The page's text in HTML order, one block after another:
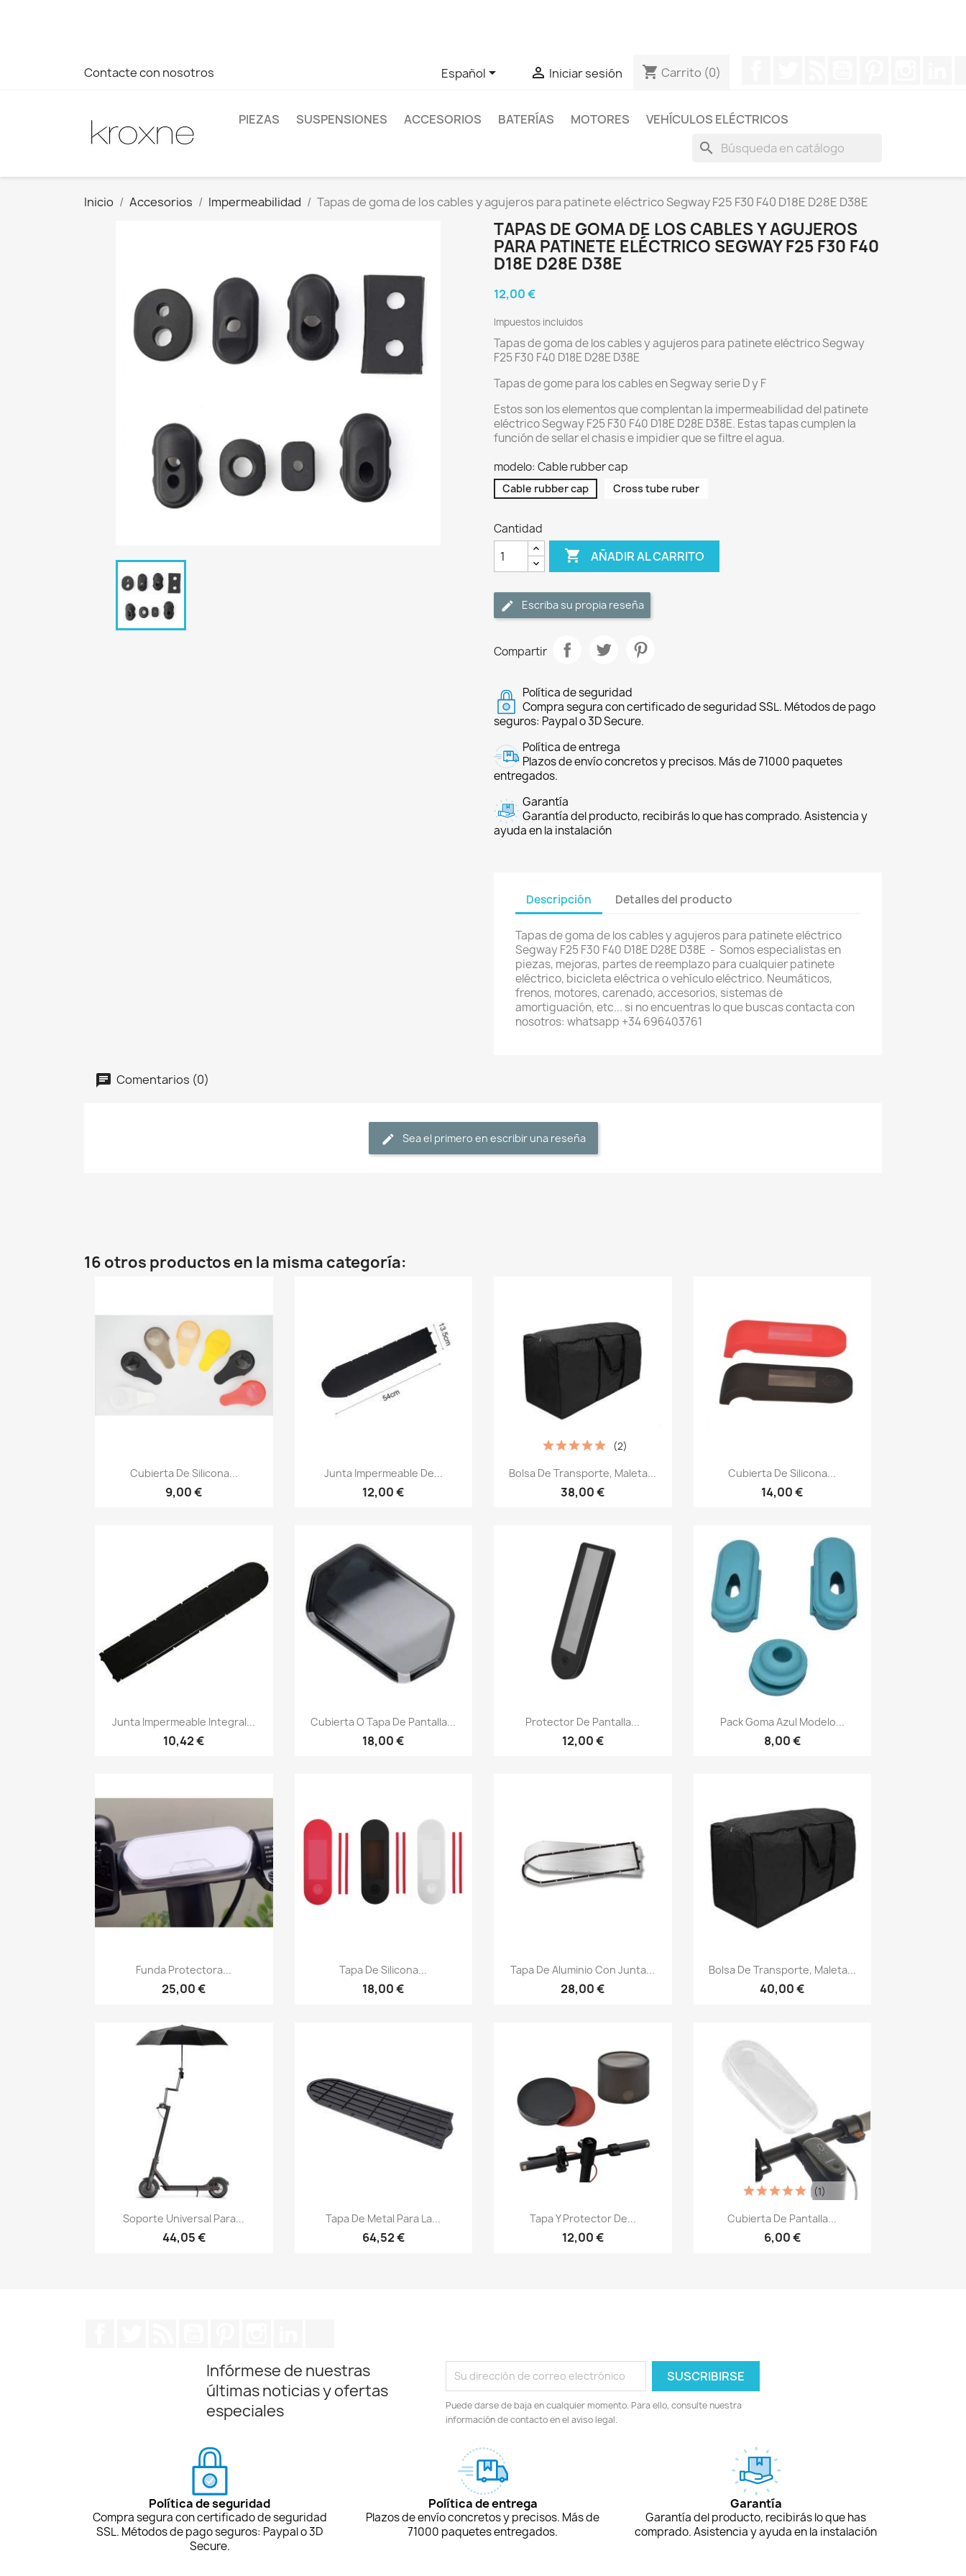
Contacte con nosotros Español  Iniciar sesión shopping_cart Carrito (0)
PIEZAS SUSPENSIONES ACCESORIOS BATERÍAS MOTORES VEHÍCULOS ELÉCTRICOS
search
Inicio Accesorios Impermeabilidad Tapas de goma de los cables y agujeros para patinete eléctrico Segway F25 F30 F40 D18E D28E D38E
TAPAS DE GOMA DE LOS CABLES Y AGUJEROS
PARA PATINETE ELÉCTRICO SEGWAY F25 F30 F40
D18E D28E D38E
12,00 €
Impuestos incluidos
Tapas de goma de los cables y agujeros para patinete eléctrico Segway
F25 F30 F40 D18E D28E D38E
Tapas de gome para los cables en Segway serie D y F
Estos son los elementos que complentan la impermeabilidad del patinete
eléctrico Segway F25 F30 F40 D18E D28E D38E. Estas tapas cumplen la
función de sellar el chasis e impidier que se filtre el agua.
modelo: Cable rubber cap
Cable rubber cap Cross tube ruber
Cantidad
 AÑADIR AL CARRITO
Escriba su propia reseña
Compartir
Política de seguridad
Compra segura con certificado de seguridad SSL. Métodos de pago
seguros: Paypal o 3D Secure.
Política de entrega
Plazos de envío concretos y precisos. Más de 71000 paquetes
entregados.
Garantía
Garantía del producto, recibirás lo que has comprado. Asistencia y
ayuda en la instalación
Descripción Detalles del producto
Tapas de goma de los cables y agujeros para patinete eléctrico
Segway F25 F30 F40 D18E D28E D38E - Somos especialistas en
piezas, mejoras, partes de reemplazo para cualquier patinete
eléctrico, bicicleta eléctrica o vehículo eléctrico. Neumáticos,
frenos, motores, carenado, accesorios, sistemas de
amortiguación, etc... si no encuentras lo que buscas contacta con
nosotros: whatsapp +34 696403761
Comentarios (0)
Sea el primero en escribir una reseña
16 otros productos en la misma categoría:
Vista rápida
Cubierta De Silicona...
9,00 €
Vista rápida
Junta Impermeable De...
12,00 €
Vista rápida
Bolsa De Transporte, Maleta...
38,00 €
(2)
Vista rápida
Cubierta De Silicona...
14,00 €
Vista rápida
Junta Impermeable Integral...
10,42 €
Vista rápida
Cubierta O Tapa De Pantalla...
18,00 €
Vista rápida
Protector De Pantalla...
12,00 €
Vista rápida
Pack Goma Azul Modelo...
8,00 €
Vista rápida
Funda Protectora...
25,00 €
Vista rápida
Tapa De Silicona...
18,00 €
Vista rápida
Tapa De Aluminio Con Junta...
28,00 €
Vista rápida
Bolsa De Transporte, Maleta...
40,00 €
Vista rápida
Soporte Universal Para...
44,05 €
Vista rápida
Tapa De Metal Para La...
64,52 €
Vista rápida
Tapa Y Protector De...
12,00 €
Vista rápida
Cubierta De Pantalla...
6,00 €
(1)
Infórmese de nuestras
últimas noticias y ofertas
especiales
Puede darse de baja en cualquier momento. Para ello, consulte nuestra
información de contacto en el aviso legal.
Política de seguridad
Compra segura con certificado de seguridad
SSL. Métodos de pago seguros: Paypal o 3D
Secure.
Política de entrega
Plazos de envío concretos y precisos. Más de
71000 paquetes entregados.
Garantía
Garantía del producto, recibirás lo que has
comprado. Asistencia y ayuda en la instalación